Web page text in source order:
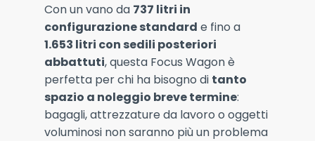
Con un vano da 737 litri in
configurazione standard e fino a
1.653 litri con sedili posteriori
abbattuti, questa Focus Wagon è
perfetta per chi ha bisogno di tanto
spazio a noleggio breve termine:
bagagli, attrezzature da lavoro o oggetti
voluminosi non saranno più un problema